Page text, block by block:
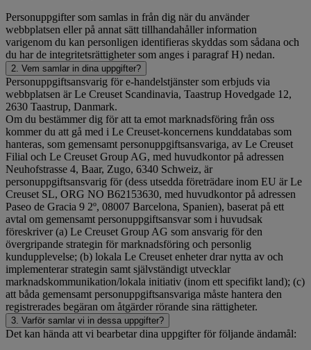
Personuppgifter som samlas in från dig när du använder
webbplatsen eller på annat sätt tillhandahåller information
varigenom du kan personligen identifieras skyddas som sådana och
du har de integritetsrättigheter som anges i paragraf H) nedan.
2. Vem samlar in dina uppgifter?
Personuppgiftsansvarig för e-handelstjänster som erbjuds via
webbplatsen är Le Creuset Scandinavia, Taastrup Hovedgade 12,
2630 Taastrup, Danmark.
Om du bestämmer dig för att ta emot marknadsföring från oss
kommer du att gå med i Le Creuset-koncernens kunddatabas som
hanteras, som gemensamt personuppgiftsansvariga, av Le Creuset
Filial och Le Creuset Group AG, med huvudkontor på adressen
Neuhofstrasse 4, Baar, Zugo, 6340 Schweiz, är
personuppgiftsansvarig för (dess utsedda företrädare inom EU är Le
Creuset SL, ORG NO B62153630, med huvudkontor på adressen
Paseo de Gracia 9 2º, 08007 Barcelona, Spanien), baserat på ett
avtal om gemensamt personuppgiftsansvar som i huvudsak
föreskriver (a) Le Creuset Group AG som ansvarig för den
övergripande strategin för marknadsföring och personlig
kundupplevelse; (b) lokala Le Creuset enheter drar nytta av och
implementerar strategin samt självständigt utvecklar
marknadskommunikation/lokala initiativ (inom ett specifikt land); (c)
att båda gemensamt personuppgiftsansvariga måste hantera den
registrerades begäran om åtgärder rörande sina rättigheter.
3. Varför samlar vi in dessa uppgifter?
Det kan hända att vi bearbetar dina uppgifter för följande ändamål: